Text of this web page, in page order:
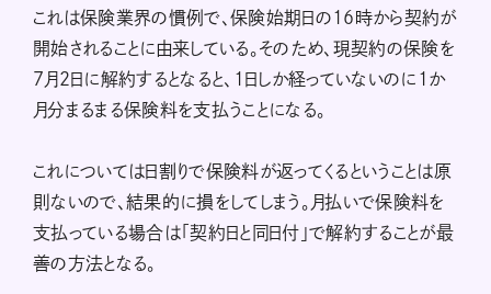
これは保険業界の慣例で、保険始期日の16時から契約が
開始されることに由来している。そのため、現契約の保険を
7月2日に解約するとなると、1日しか経っていないのに1か
月分まるまる保険料を支払うことになる。
これについては日割りで保険料が返ってくるということは原
則ないので、結果的に損をしてしまう。月払いで保険料を
支払っている場合は「契約日と同日付」で解約することが最
善の方法となる。